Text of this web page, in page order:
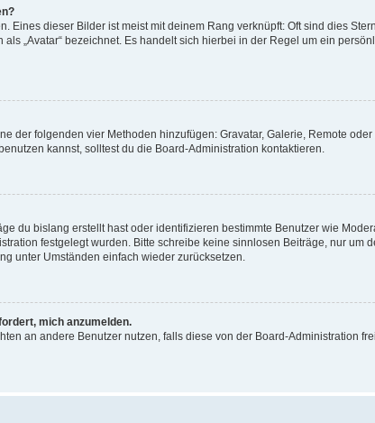
Eines dieser Bilder ist meist mit deinem Rang verknüpft: Oft sind dies
„Avatar“ bezeichnet. Es handelt sich hierbei in der Regel um ein
der folgenden vier Methoden hinzufügen: Gravatar, Galerie, Remote
kannst, solltest du die Board-Administration kontaktieren.
du bislang erstellt hast oder identifizieren bestimmte Benutzer wie
festgelegt wurden. Bitte schreibe keine sinnlosen Beiträge, nur
unter Umständen einfach wieder zurücksetzen.
mich anzumelden.
an andere Benutzer nutzen, falls diese von der Board-Administration